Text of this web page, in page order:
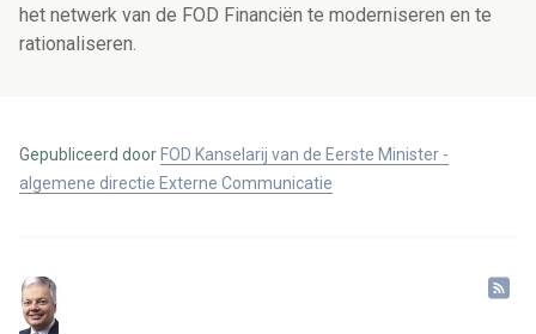
het netwerk van de FOD Financiën te moderniseren en te
rationaliseren.
Gepubliceerd door FOD Kanselarij van de Eerste Minister -
algemene directie Externe Communicatie